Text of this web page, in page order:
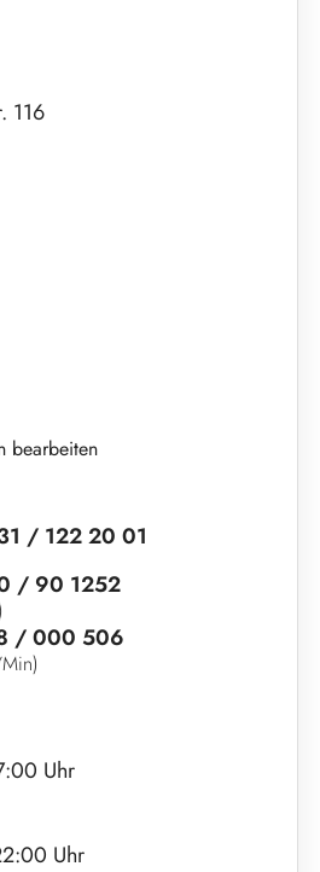
116
bearbeiten
Uhr
Uhr
/ 122 20 01
/ 90 1252
/ 000 506